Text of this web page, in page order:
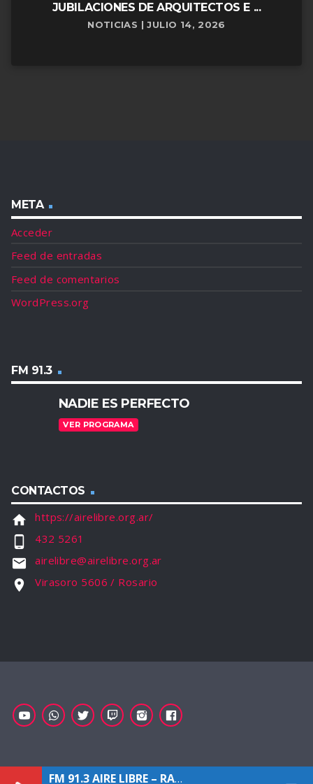
JUBILACIONES DE ARQUITECTOS E ...
NOTICIAS | JULIO 14, 2026
META
Acceder
Feed de entradas
Feed de comentarios
WordPress.org
FM 91.3
NADIE ES PERFECTO
VER PROGRAMA
CONTACTOS
home https://airelibre.org.ar/
phone_android 432 5261
email airelibre@airelibre.org.ar
location_on Virasoro 5606 / Rosario
FM 91.3 AIRE LIBRE – RADIO COMUNITARIA